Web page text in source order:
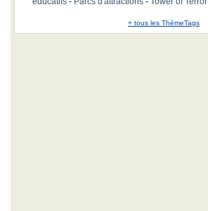
+ tous les ThèmeTags